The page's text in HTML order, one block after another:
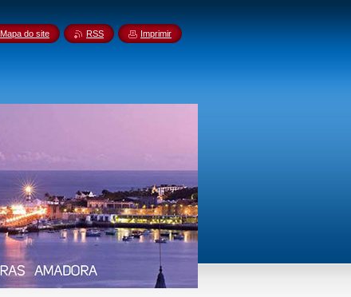
Mapa do site RSS Imprimir